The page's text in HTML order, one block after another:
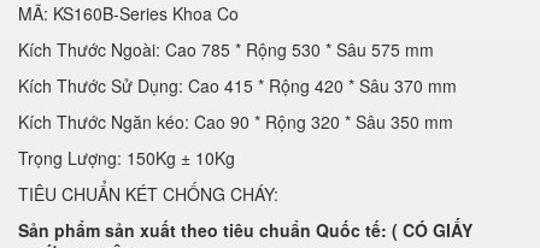
MÃ: KS160B-Series Khoa Co
Kích Thước Ngoài: Cao 785 * Rộng 530 * Sâu 575 mm
Kích Thước Sử Dụng: Cao 415 * Rộng 420 * Sâu 370 mm
Kích Thước Ngăn kéo: Cao 90 * Rộng 320 * Sâu 350 mm
Trọng Lượng: 150Kg ± 10Kg
TIÊU CHUẨN KÉT CHỐNG CHÁY:
Sản phẩm sản xuất theo tiêu chuẩn Quốc tế: ( CÓ GIẤY